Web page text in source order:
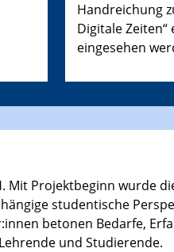
Handreichung
Digitale Zeiten“
eingesehen
Projektbeginn wurde
studentische
betonen Bedarfe,
und Studierende.